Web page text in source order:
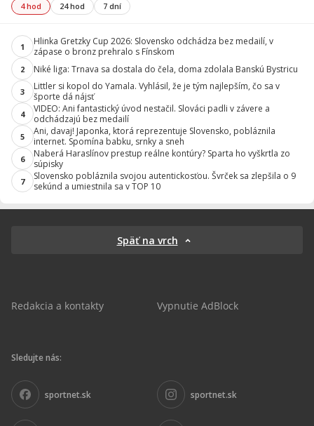
4 hod 24 hod 7 dní
1
Hlinka Gretzky Cup 2026: Slovensko odchádza bez medailí, v
zápase o bronz prehralo s Fínskom
2 Niké liga: Trnava sa dostala do čela, doma zdolala Banskú Bystricu
3
Littler si kopol do Yamala. Vyhlásil, že je tým najlepším, čo sa v
športe dá nájsť
4
VIDEO: Ani fantastický úvod nestačil. Slováci padli v závere a
odchádzajú bez medailí
5
Ani, davaj! Japonka, ktorá reprezentuje Slovensko, pobláznila
internet. Spomína babku, srnky a sneh
6
Naberá Haraslínov prestup reálne kontúry? Sparta ho vyškrtla zo
súpisky
7
Slovensko pobláznila svojou autentickosťou. Švrček sa zlepšila o 9
sekúnd a umiestnila sa v TOP 10
Späť na vrch
Redakcia a kontakty Vypnutie AdBlock
Sledujte nás:
sportnet.sk sportnet.sk